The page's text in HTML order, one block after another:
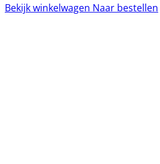
Bekijk winkelwagen Naar bestellen